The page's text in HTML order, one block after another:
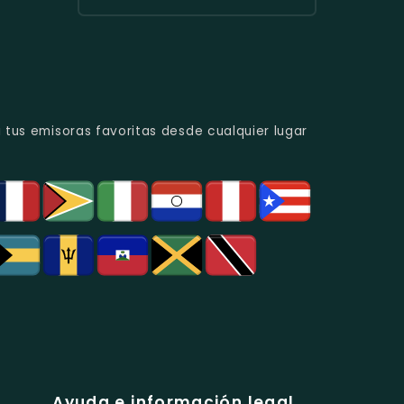
Y
Bogotá.
emisoras favoritas desde cualquier lugar